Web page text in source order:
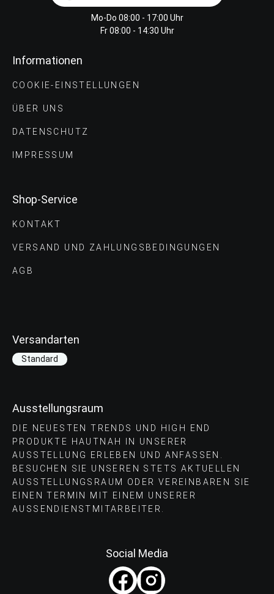
Mo-Do 08:00 - 17:00 Uhr
Fr 08:00 - 14:30 Uhr
Informationen
COOKIE-EINSTELLUNGEN
ÜBER UNS
DATENSCHUTZ
IMPRESSUM
Shop-Service
KONTAKT
VERSAND UND ZAHLUNGS­BEDINGUNGEN
AGB
Versandarten
Standard
Ausstellungsraum
DIE NEUESTEN TRENDS UND HIGH END
PRODUKTE HAUTNAH IN UNSERER
AUSSTELLUNG ERLEBEN UND ANFASSEN.
BESUCHEN SIE UNSEREN STETS AKTUELLEN
AUSSTELLUNGSRAUM ODER VEREINBAREN SIE
EINEN TERMIN MIT EINEM UNSERER
AUSSENDIENSTMITARBEITER.
Social Media